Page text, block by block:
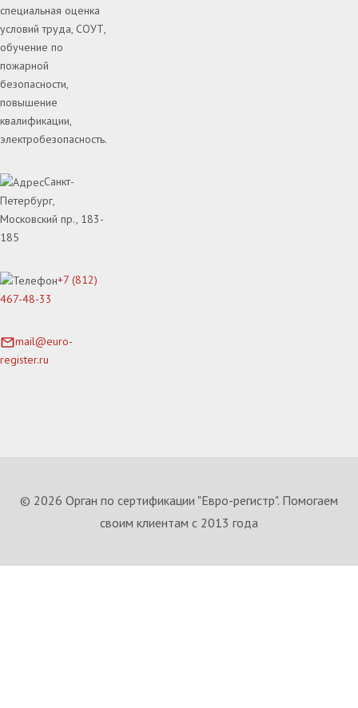
специальная оценка
условий труда, СОУТ,
обучение по
пожарной
безопасности,
повышение
квалификации,
электробезопасность.
Санкт-
Петербург,
Московский пр., 183-
185
+7 (812)
467-48-33
mail@euro-
register.ru
© 2026 Орган по сертификации "Евро-регистр". Помогаем
своим клиентам с 2013 года